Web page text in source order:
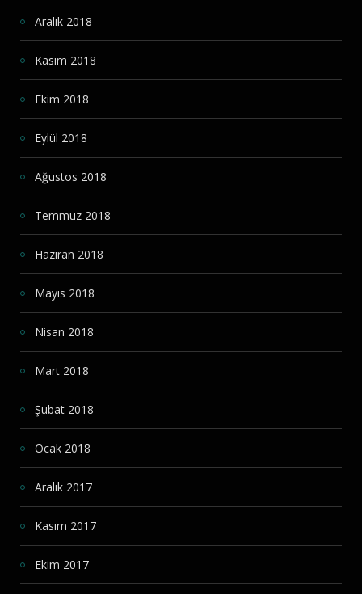
Aralık 2018
Kasım 2018
Ekim 2018
Eylül 2018
Ağustos 2018
Temmuz 2018
Haziran 2018
Mayıs 2018
Nisan 2018
Mart 2018
Şubat 2018
Ocak 2018
Aralık 2017
Kasım 2017
Ekim 2017